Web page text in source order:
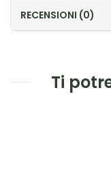
RECENSIONI (0)
Ti